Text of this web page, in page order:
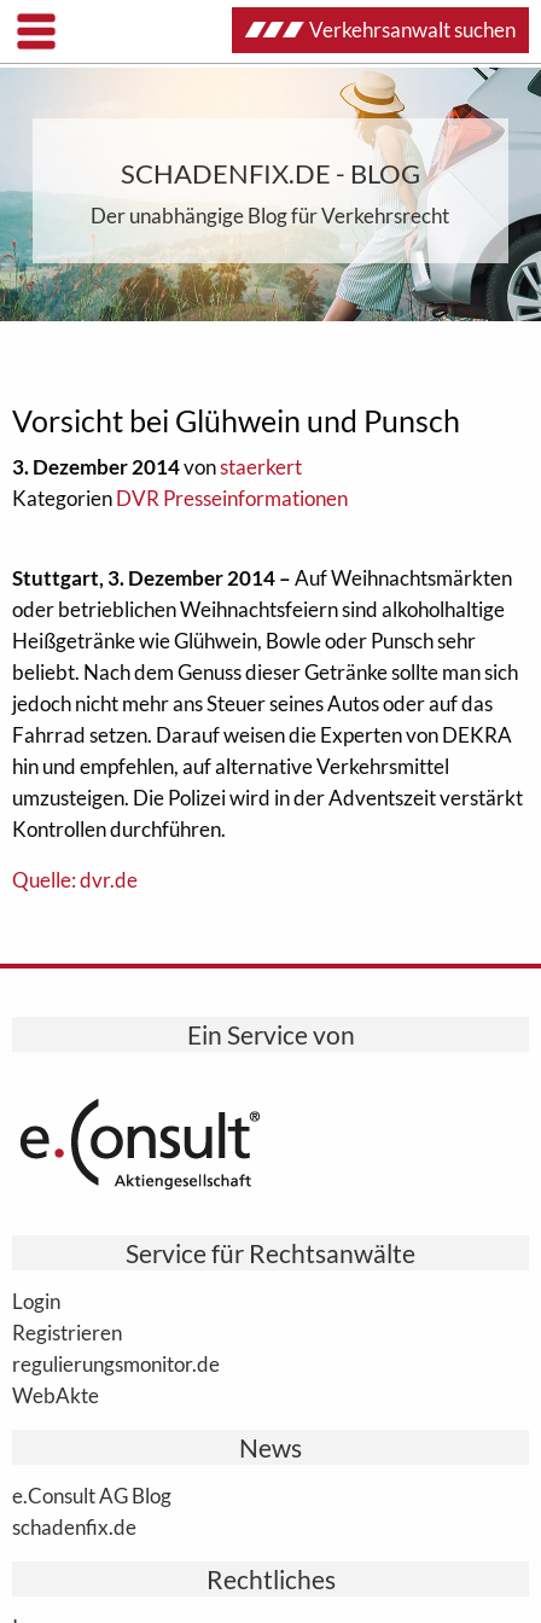
SCHADENFIX.DE - BLOG
Der unabhängige Blog für Verkehrsrecht
Vorsicht bei Glühwein und Punsch
3. Dezember 2014vonstaerkert
KategorienDVR Presseinformationen
Stuttgart, 3. Dezember 2014 –Auf Weihnachtsmärkten
oder betrieblichen Weihnachtsfeiern sind alkoholhaltige
Heißgetränke wie Glühwein, Bowle oder Punsch sehr
beliebt. Nach dem Genuss dieser Getränke sollte man sich
jedoch nicht mehr ans Steuer seines Autos oder auf das
Fahrrad setzen. Darauf weisen die Experten von DEKRA
hin und empfehlen, auf alternative Verkehrsmittel
umzusteigen. Die Polizei wird in der Adventszeit verstärkt
Kontrollen durchführen.
Quelle: dvr.de
Ein Service von
Service für Rechtsanwälte
Login
Registrieren
regulierungsmonitor.de
WebAkte
News
e.Consult AG Blog
schadenfix.de
Rechtliches
Verkehrsanwalt suchen